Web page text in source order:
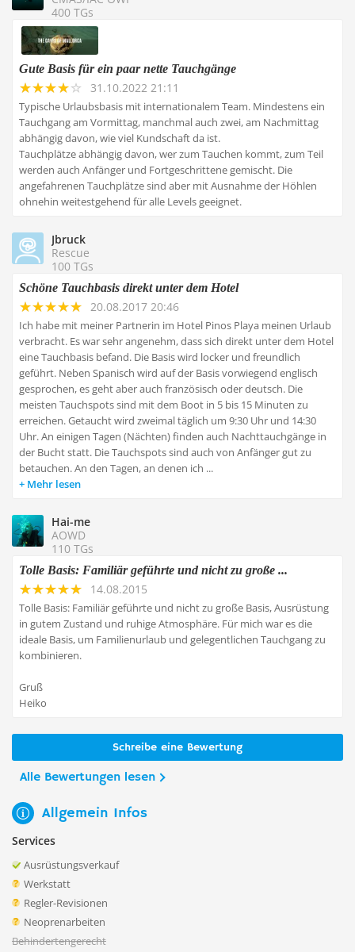
400 TGs
Gute Basis für ein paar nette Tauchgänge
31.10.2022 21:11
Typische Urlaubsbasis mit internationalem Team. Mindestens ein
Tauchgang am Vormittag, manchmal auch zwei, am Nachmittag
abhängig davon, wie viel Kundschaft da ist.
Tauchplätze abhängig davon, wer zum Tauchen kommt, zum Teil
werden auch Anfänger und Fortgeschrittene gemischt. Die
angefahrenen Tauchplätze sind aber mit Ausnahme der Höhlen
ohnehin weitestgehend für alle Levels geeignet.
Jbruck
Rescue
100 TGs
Schöne Tauchbasis direkt unter dem Hotel
20.08.2017 20:46
Ich habe mit meiner Partnerin im Hotel Pinos Playa meinen Urlaub
verbracht. Es war sehr angenehm, dass sich direkt unter dem Hotel
eine Tauchbasis befand. Die Basis wird locker und freundlich
geführt. Neben Spanisch wird auf der Basis vorwiegend englisch
gesprochen, es geht aber auch französisch oder deutsch. Die
meisten Tauchspots sind mit dem Boot in 5 bis 15 Minuten zu
erreichen. Getaucht wird zweimal täglich um 9:30 Uhr und 14:30
Uhr. An einigen Tagen (Nächten) finden auch Nachttauchgänge in
der Bucht statt. Die Tauchspots sind auch von Anfänger gut zu
betauchen. An den Tagen, an denen ich ...
Mehr lesen
Hai-me
AOWD
110 TGs
Tolle Basis: Familiär geführte und nicht zu große ...
14.08.2015
Tolle Basis: Familiär geführte und nicht zu große Basis, Ausrüstung
in gutem Zustand und ruhige Atmosphäre. Für mich war es die
ideale Basis, um Familienurlaub und gelegentlichen Tauchgang zu
kombinieren.
Gruß
Heiko
Schreibe eine Bewertung
Alle Bewertungen lesen
Allgemein Infos
Services
Ausrüstungsverkauf
Werkstatt
Regler-Revisionen
Neoprenarbeiten
Behindertengerecht